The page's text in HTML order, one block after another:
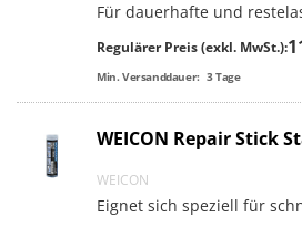
Für dauerhafte und
Regulärer Preis (exkl. MwSt.):
Min. Versanddauer: 3Tage
WEICON Repair Stick
WEICON
Eignet sich speziell für